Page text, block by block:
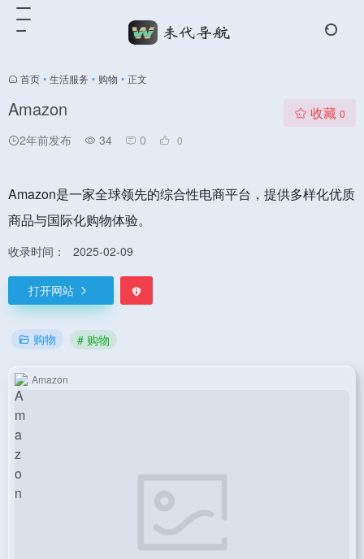
首页 • 生活服务 • 购物 • 正文
Amazon
2年前发布 34 0 0
收藏 0
Amazon是一家全球领先的综合性电商平台，提供多样化优质
商品与国际化购物体验。
收录时间： 2025-02-09
打开网站
购物 # 购物
Amazon